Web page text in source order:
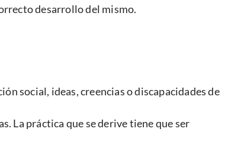
desarrollo del mismo.
social, ideas, creencias o discapacidades de
La práctica que se derive tiene que ser